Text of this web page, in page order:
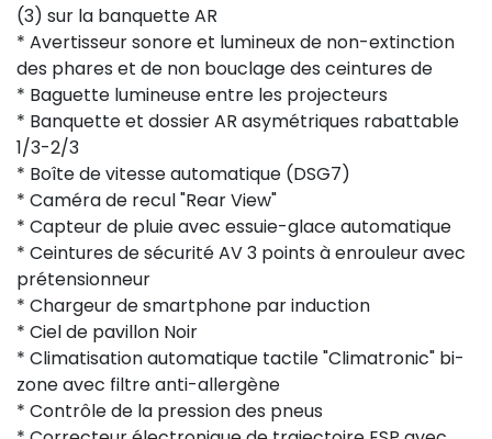
(3) sur la banquette AR
* Avertisseur sonore et lumineux de non-extinction
des phares et de non bouclage des ceintures de
* Baguette lumineuse entre les projecteurs
* Banquette et dossier AR asymétriques rabattable
1/3-2/3
* Boîte de vitesse automatique (DSG7)
* Caméra de recul "Rear View"
* Capteur de pluie avec essuie-glace automatique
* Ceintures de sécurité AV 3 points à enrouleur avec
prétensionneur
* Chargeur de smartphone par induction
* Ciel de pavillon Noir
* Climatisation automatique tactile "Climatronic" bi-
zone avec filtre anti-allergène
* Contrôle de la pression des pneus